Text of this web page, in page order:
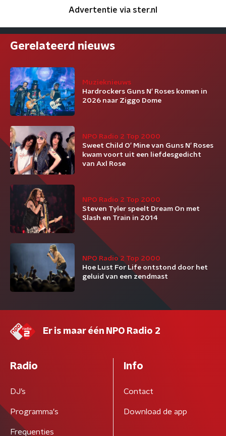
Advertentie via ster.nl
Gerelateerd nieuws
Muzieknieuws
Hardrockers Guns N' Roses komen in
2026 naar Ziggo Dome
NPO Radio 2 Top 2000
Sweet Child O’ Mine van Guns N’ Roses
kwam voort uit een liefdesgedicht
van Axl Rose
NPO Radio 2 Top 2000
Steven Tyler speelt Dream On met
Slash en Train in 2014
NPO Radio 2 Top 2000
Hoe Lust For Life ontstond door het
geluid van een zendmast
Er is maar één NPO Radio 2
Radio
DJ’s
Programma's
Frequenties
Info
Contact
Download de app